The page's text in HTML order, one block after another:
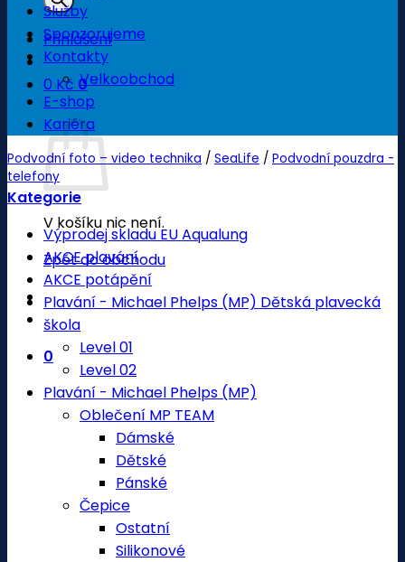
Přihlášení
0 Kč 0
Košík
V košíku nic není.
Zpět do obchodu
0
Služby
Sponzorujeme
Kontakty
Velkoobchod
E-shop
Kariéra
Podvodní foto – video technika / SeaLife / Podvodní pouzdra -
telefony
Kategorie
Výprodej skladu EU Aqualung
AKCE plavání
AKCE potápění
Plavání - Michael Phelps (MP) Dětská plavecká
škola
Level 01
Level 02
Plavání - Michael Phelps (MP)
Oblečení MP TEAM
Dámské
Dětské
Pánské
Čepice
Ostatní
Silikonové